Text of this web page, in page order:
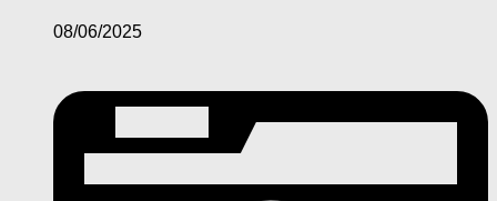
08/06/2025